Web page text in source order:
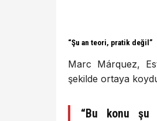
“Şu an teori, pratik değil”
Marc Márquez,
şekilde ortaya
“Bu konu şu